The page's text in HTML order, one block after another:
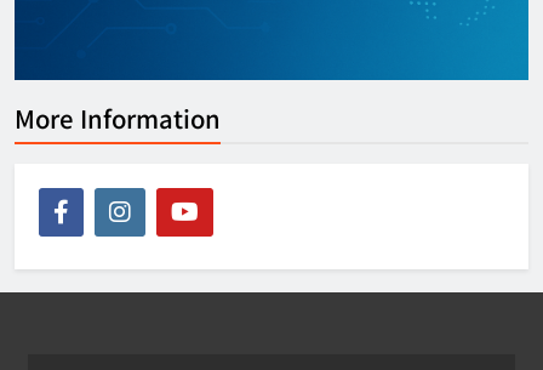
More Information